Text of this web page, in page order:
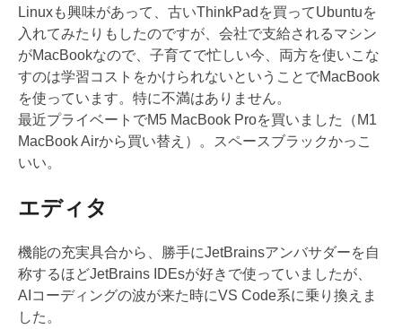
Linuxも興味があって、古いThinkPadを買ってUbuntuを
入れてみたりもしたのですが、会社で支給されるマシン
がMacBookなので、子育てで忙しい今、両方を使いこな
すのは学習コストをかけられないということでMacBook
を使っています。特に不満はありません。
最近プライベートでM5 MacBook Proを買いました（M1
MacBook Airから買い替え）。スペースブラックかっこ
いい。
エディタ
機能の充実具合から、勝手にJetBrainsアンバサダーを自
称するほどJetBrains IDEsが好きで使っていましたが、
AIコーディングの波が来た時にVS Code系に乗り換えま
した。